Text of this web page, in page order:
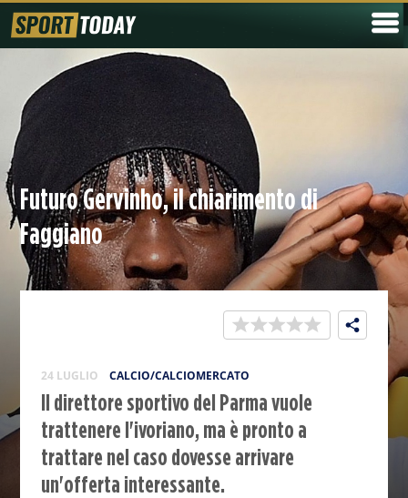
Futuro Gervinho, il chiarimento di
Faggiano
24 LUGLIO CALCIO/CALCIOMERCATO
Il direttore sportivo del Parma vuole
trattenere l'ivoriano, ma è pronto a
trattare nel caso dovesse arrivare
un'offerta interessante.